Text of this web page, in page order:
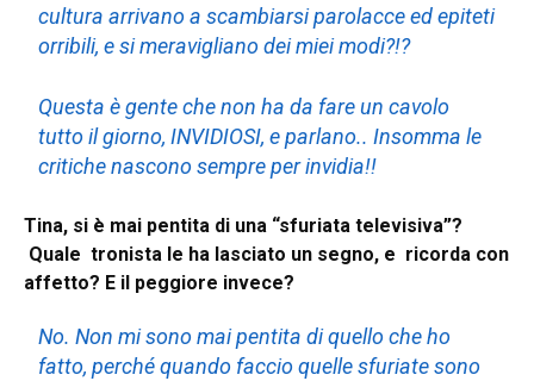
cultura arrivano a scambiarsi parolacce ed epiteti
orribili, e si meravigliano dei miei modi?!?
Questa è gente che non ha da fare un cavolo
tutto il giorno, INVIDIOSI, e parlano.. Insomma le
critiche nascono sempre per invidia!!
Tina, si è mai pentita di una “sfuriata televisiva”?
Quale tronista le ha lasciato un segno, e ricorda con
affetto? E il peggiore invece?
No. Non mi sono mai pentita di quello che ho
fatto, perché quando faccio quelle sfuriate sono